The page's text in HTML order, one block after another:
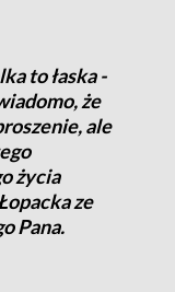
to łaska -
że
ale
życia
ze
Pana.